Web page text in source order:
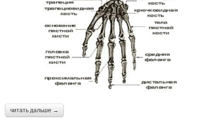
читать дальше →